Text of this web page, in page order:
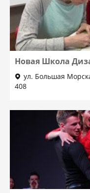
Новая Школа
ул. Большая
408